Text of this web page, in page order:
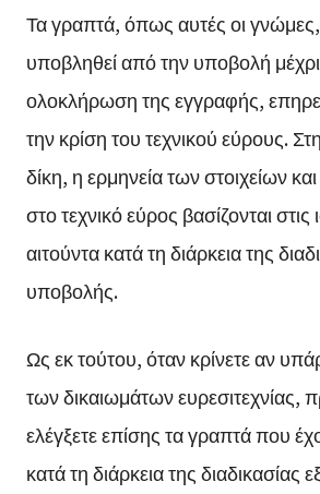
Τα γραπτά, όπως αυτές οι
υποβληθεί από την υποβολή
ολοκλήρωση της εγγραφής,
την κρίση του τεχνικού εύρους.
δίκη, η ερμηνεία των στοιχείων
στο τεχνικό εύρος βασίζονται
αιτούντα κατά τη διάρκεια της
υποβολής.
Ως εκ τούτου, όταν κρίνετε αν
των δικαιωμάτων ευρεσιτεχνίας,
ελέγξετε επίσης τα γραπτά που
κατά τη διάρκεια της διαδικασίας